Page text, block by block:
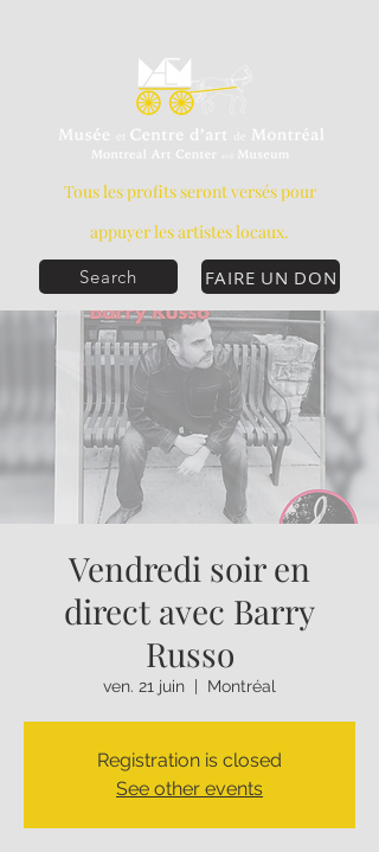
FAIRE UN DON
Tous les profits seront versés pour
appuyer les artistes locaux.
Search
Vendredi soir en
direct avec Barry
Russo
ven. 21 juin Montréal
Registration is closed
See other events